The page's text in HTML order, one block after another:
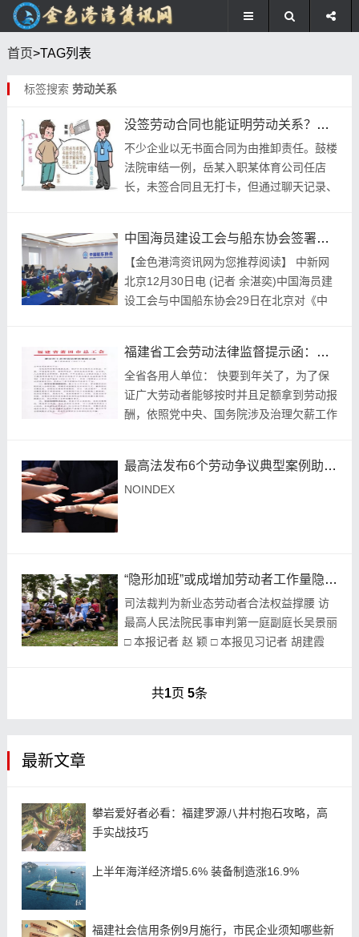
首页>TAG列表
标签搜索 劳动关系
没签劳动合同也能证明劳动关系？工资记录聊天记录是关键
不少企业以无书面合同为由推卸责任。鼓楼
法院审结一例，岳某入职某体育公司任店
长，未签合同且无打卡，但通过聊天记录、
强调，劳动关...
中国海员建设工会与船东协会签署新一轮船员集体协议，基薪涨4%
【金色港湾资讯网为您推荐阅读】 中新网
北京12月30日电 (记者 余湛奕)中国海员建
设工会与中国船东协会29日在北京对《中
意，...
福建省工会劳动法律监督提示函：员工权益常见疑问解答
全省各用人单位： 快要到年关了，为了保
证广大劳动者能够按时并且足额拿到劳动报
酬，依照党中央、国务院涉及治理欠薪工作
资支付条例...
最高法发布6个劳动争议典型案例助推劳动关系治理现代化
NOINDEX
“隐形加班”或成增加劳动者工作量隐蔽方式
司法裁判为新业态劳动者合法权益撑腰 访
最高人民法院民事审判第一庭副庭长吴景丽
□ 本报记者 赵 颖 □ 本报见习记者 胡建霞
共1页 5条
最新文章
攀岩爱好者必看：福建罗源八井村抱石攻略，高
手实战技巧
上半年海洋经济增5.6% 装备制造涨16.9%
福建社会信用条例9月施行，市民企业须知哪些新